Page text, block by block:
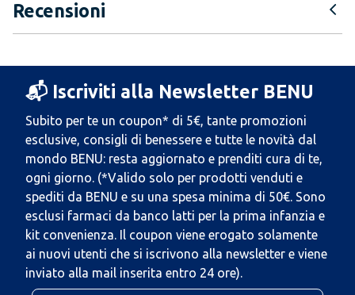
Recensioni
📬 Iscriviti alla Newsletter BENU
Subito per te un coupon* di 5€, tante promozioni
esclusive, consigli di benessere e tutte le novità dal
mondo BENU: resta aggiornato e prenditi cura di te,
ogni giorno. (*Valido solo per prodotti venduti e
spediti da BENU e su una spesa minima di 50€. Sono
esclusi farmaci da banco latti per la prima infanzia e
kit convenienza. Il coupon viene erogato solamente
ai nuovi utenti che si iscrivono alla newsletter e viene
inviato alla mail inserita entro 24 ore).